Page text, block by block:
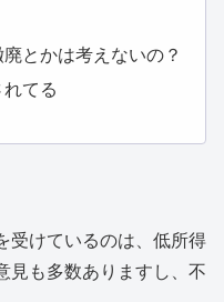
とかは考えないの？
てる
受けているのは、低所得
見も多数ありますし、不